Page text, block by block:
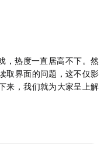
，热度一直居高不下。然
取界面的问题，这不仅影
来，我们就为大家呈上解